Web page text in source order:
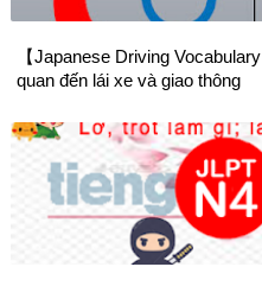
【Japanese Driving
quan đến lái xe và giao thông